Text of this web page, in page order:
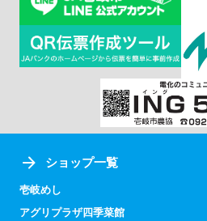
ショップ一覧
壱岐めし
アグリプラザ四季菜館